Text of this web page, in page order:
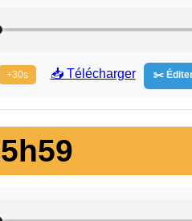
+30s 📥 Télécharger ✂️